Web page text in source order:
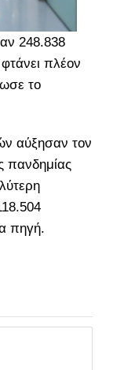
248.838
πλέον
το
αύξησαν τον
πανδημίας
πηγή.